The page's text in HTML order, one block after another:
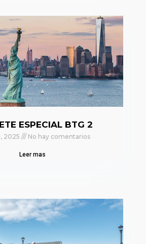
ESPECIAL BTG 2
2025 No hay comentarios
Leer mas